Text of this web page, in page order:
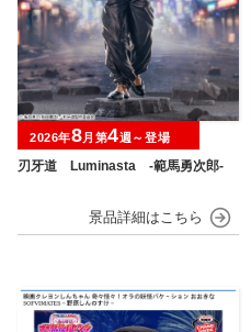
刃牙道 Luminasta ‐範馬勇次郎‐
2026年8月第4週～登場